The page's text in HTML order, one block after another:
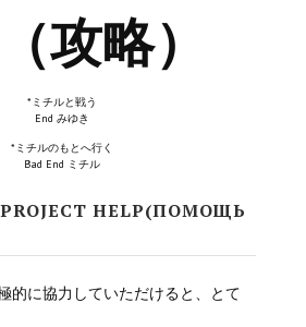
(with Physics)
BodySlide (with Physics)
(with Physics)
攻略）
*ミチルと戦う
End みゆき
*ミチルのもとへ行く
Bad End ミチル
(PROJECT HELP(ПОМОЩЬ
的に協力していただけると、とて